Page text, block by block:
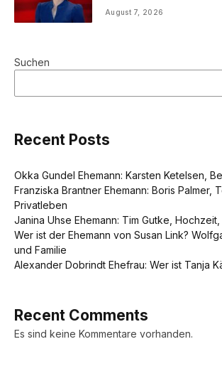
August 7, 2026
Suchen
Recent Posts
Okka Gundel Ehemann: Karsten Ketelsen,
Franziska Brantner Ehemann: Boris Palmer,
Privatleben
Janina Uhse Ehemann: Tim Gutke,
Wer ist der Ehemann von Susan Link?
und Familie
Alexander Dobrindt Ehefrau: Wer ist Tanja
Recent Comments
Es sind keine Kommentare vorhanden.